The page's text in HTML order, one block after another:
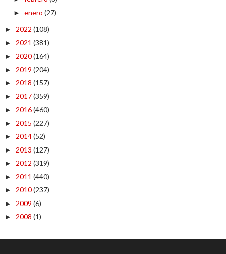
► enero (27)
► 2022 (108)
► 2021 (381)
► 2020(164)
► 2019 (204)
► 2018 (157)
► 2017(359)
► 2016(460)
► 2015 (227)
► 2014(52)
► 2013 (127)
► 2012 (319)
► 2011 (440)
► 2010(237)
► 2009 (6)
► 2008 (1)